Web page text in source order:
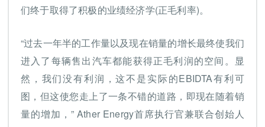
们终于取得了积极的业绩经济学(正毛利率)。
“过去一年半的工作量以及现在销量的增长最终使我们
进入了每辆售出汽车都能获得正毛利润的空间。显
然，我们没有利润，这不是实际的EBIDTA有利可
图，但这使您走上了一条不错的道路，即现在随着销
量的增加，” Ather Energy首席执行官兼联合创始人